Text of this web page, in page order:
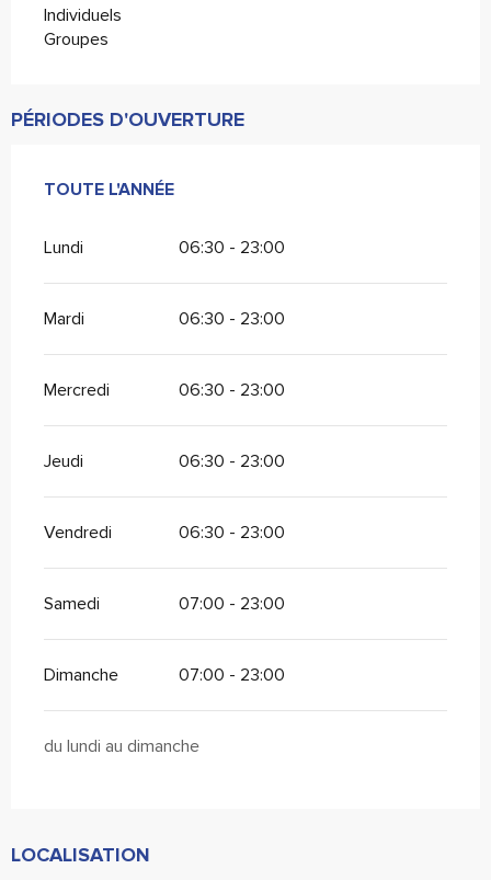
Individuels
Groupes
PÉRIODES D'OUVERTURE
TOUTE L'ANNÉE
TOUTE L'ANNÉE
Lundi 06:30 - 23:00
Mardi 06:30 - 23:00
Mercredi 06:30 - 23:00
Jeudi 06:30 - 23:00
Vendredi 06:30 - 23:00
Samedi 07:00 - 23:00
Dimanche 07:00 - 23:00
du lundi au dimanche
LOCALISATION